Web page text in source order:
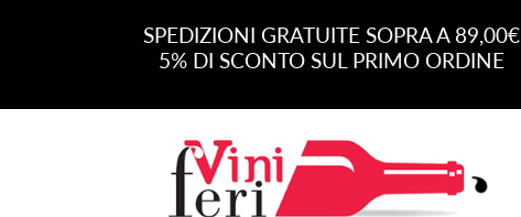
SPEDIZIONI GRATUITE SOPRA A 89,00€
5% DI SCONTO SUL PRIMO ORDINE